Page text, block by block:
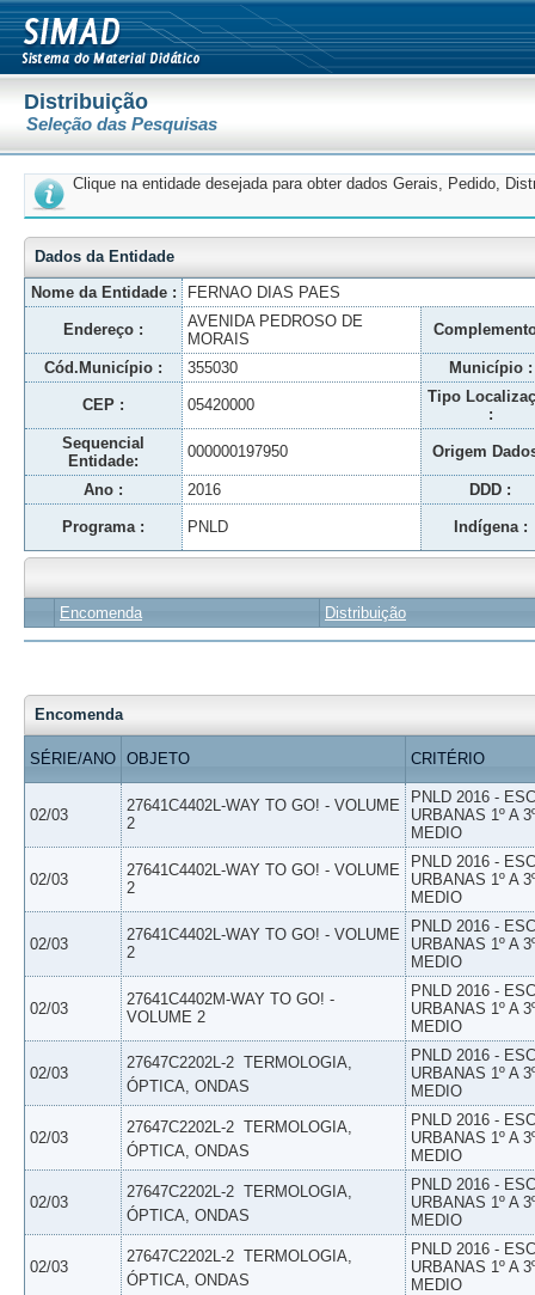
Distribuição
Seleção das Pesquisas
Clique na entidade desejada para obter dados Gerais, Pedido,
Dados da Entidade
Nome da Entidade :
FERNAO DIAS PAES
Endereço :
AVENIDA PEDROSO DE
MORAIS
Cód.Município : 355030 Município :
CEP : 05420000
Tipo
:
Sequencial
Entidade:
000000197950 Origem
Ano : 2016 DDD :
Programa : PNLD Indígena :
Encomenda Distribuição
Encomenda
SÉRIE/ANO OBJETO CRITÉRIO
02/03
27641C4402L-WAY TO GO! - VOLUME
2
PNLD 2016 -
URBANAS 1º A
MEDIO
02/03
27641C4402L-WAY TO GO! - VOLUME
2
PNLD 2016 -
URBANAS 1º A
MEDIO
02/03
27641C4402L-WAY TO GO! - VOLUME
2
PNLD 2016 -
URBANAS 1º A
MEDIO
02/03
27641C4402M-WAY TO GO! -
VOLUME 2
PNLD 2016 -
URBANAS 1º A
MEDIO
02/03
27647C2202L-2  TERMOLOGIA,
ÓPTICA, ONDAS
PNLD 2016 -
URBANAS 1º A
MEDIO
02/03
27647C2202L-2  TERMOLOGIA,
ÓPTICA, ONDAS
PNLD 2016 -
URBANAS 1º A
MEDIO
02/03
27647C2202L-2  TERMOLOGIA,
ÓPTICA, ONDAS
PNLD 2016 -
URBANAS 1º A
MEDIO
02/03
27647C2202L-2  TERMOLOGIA,
ÓPTICA, ONDAS
PNLD 2016 -
URBANAS 1º A
MEDIO